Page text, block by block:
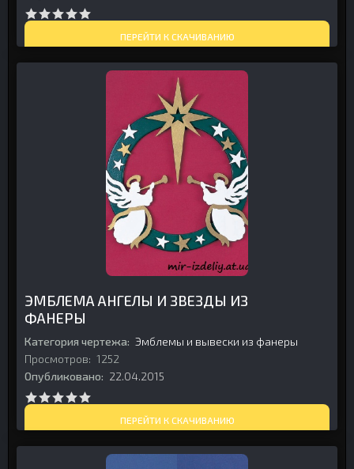
ПЕРЕЙТИ К СКАЧИВАНИЮ
ЭМБЛЕМА АНГЕЛЫ И ЗВЕЗДЫ ИЗ
ФАНЕРЫ
Категория чертежа: Эмблемы и вывески из фанеры
Просмотров: 1252
Опубликовано: 22.04.2015
ПЕРЕЙТИ К СКАЧИВАНИЮ